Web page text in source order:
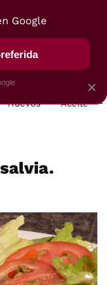
VEGUI
Huevos Aceite
×
Google